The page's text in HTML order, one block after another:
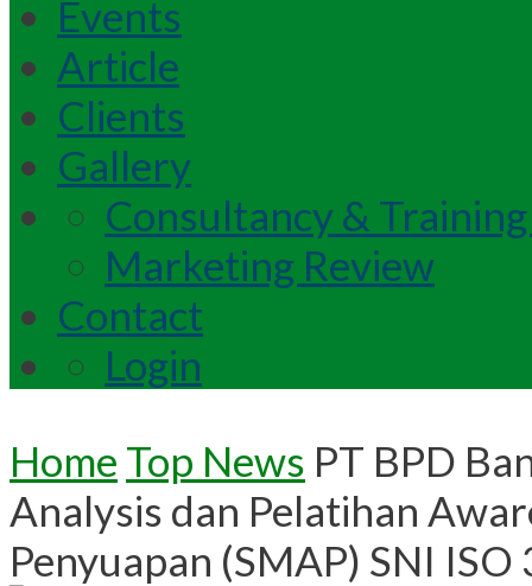
Events
Article
Clients
Gallery
Consultancy &
Marketing Review
Contact
Login
Home Top News PT BPD
Analysis dan Pelatihan
Penyuapan (SMAP) SNI